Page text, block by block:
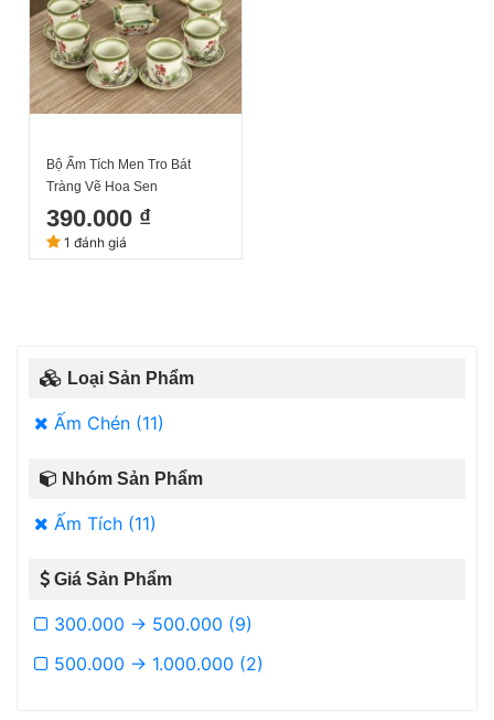
Loại Sản Phẩm
Ấm Chén (11)
Nhóm Sản Phẩm
Ấm Tích (11)
Giá Sản Phẩm
300.000 -> 500.000 (9)
500.000 -> 1.000.000 (2)
Bộ Ấm Tích Men Tro Bát
Tràng Vẽ Hoa Sen
390.000 ₫
1 đánh giá